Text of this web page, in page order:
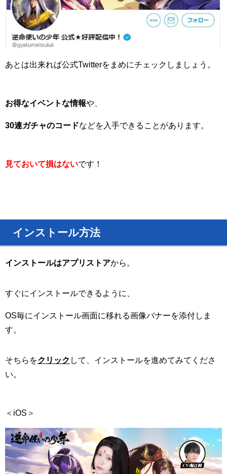
あとは出来れば公式Twitterをまめにチェックしましょう。
お得なイベントな情報や、
30連ガチャのコードなどを入手できることがあります。
見ておいて損はないです！
インストール方法
インストールはアプリストアから。
すぐにインストールできるように、
OS毎にインストール画面に移れる画像バナーを添付しま
す。
そちらをクリック して、インストールを進めてみてくださ
い。
＜iOS＞